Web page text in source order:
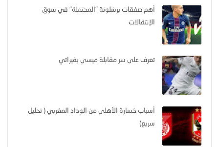
أهم صفقات برشلونة "المحتملة" في سوق
الإنتقالات
تعرف على سر مقابلة ميسي بفيراتي
أسباب خسارة الأهلي من الوداد المغربي ( تحليل
سريع)